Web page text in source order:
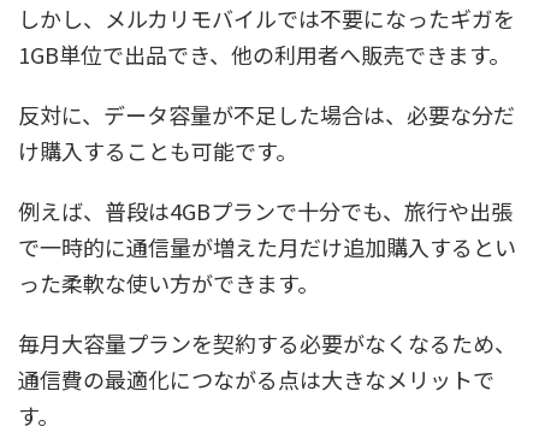
しかし、メルカリモバイルでは不要になったギガを
1GB単位で出品でき、他の利用者へ販売できます。
反対に、データ容量が不足した場合は、必要な分だ
け購入することも可能です。
例えば、普段は4GBプランで十分でも、旅行や出張
で一時的に通信量が増えた月だけ追加購入するとい
った柔軟な使い方ができます。
毎月大容量プランを契約する必要がなくなるため、
通信費の最適化につながる点は大きなメリットで
す。